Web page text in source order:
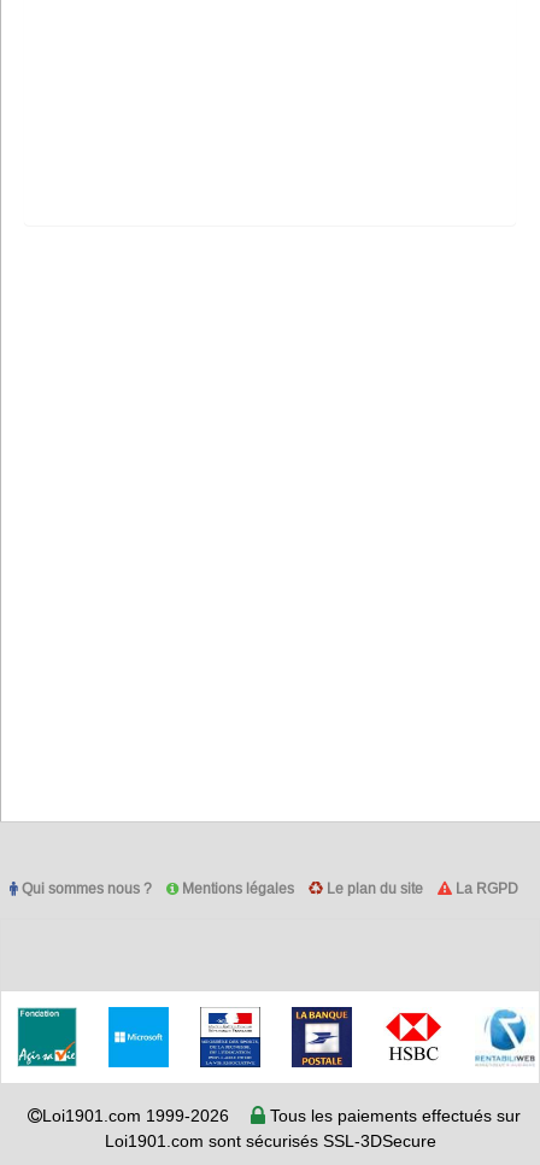
Qui sommes nous ? Mentions légales Le plan du site La RGPD
Loi1901.com 1999-2026
Tous les paiements effectués sur
Loi1901.com sont sécurisés SSL-3DSecure